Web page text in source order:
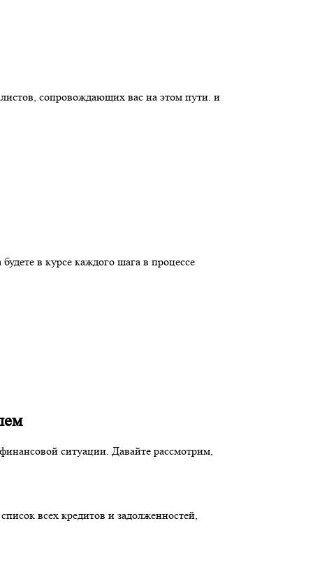
сопровождающих вас на этом пути. и
в курсе каждого шага в процессе
ситуации. Давайте рассмотрим,
всех кредитов и задолженностей,